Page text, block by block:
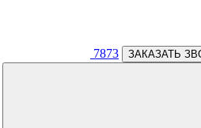
7873 ЗАКАЗАТЬ